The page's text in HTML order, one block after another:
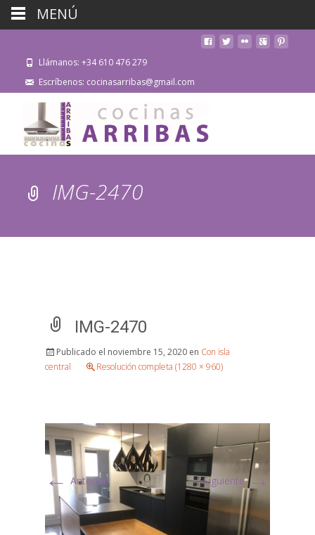
Llámanos: +34 610 476 279
Escríbenos: cocinasarribas@gmail.com
IMG-2470
IMG-2470
Publicado el noviembre 15, 2020 en Con isla
central
Resolución completa (1280 × 960)
← Anterior Siguiente→
MENÚ